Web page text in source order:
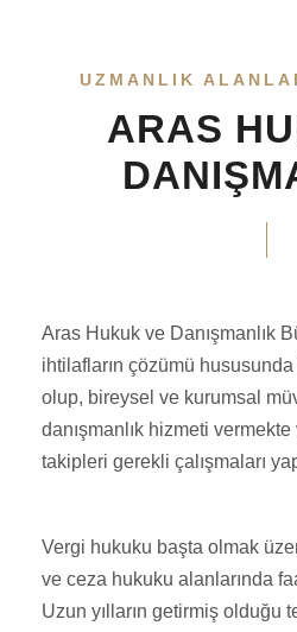
UZMANLIK
ARAS
Aras Hukuk ve Danışmanlık
ihtilafların çözümü
olup, bireysel ve kurumsal
danışmanlık hizmeti
takipleri gerekli çalışmaları
Vergi hukuku başta olmak
ve ceza hukuku alanlarında
Uzun yılların getirmiş olduğu